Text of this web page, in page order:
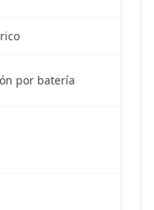
por batería